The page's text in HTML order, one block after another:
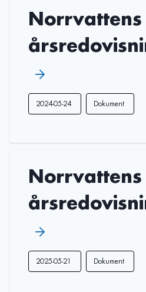
Norrvattens
2024-05-24 Dokument
Norrvattens
2025-05-21 Dokument